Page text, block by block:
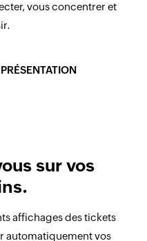
vous concentrer et
sur vos
affichages des tickets
automatiquement vos